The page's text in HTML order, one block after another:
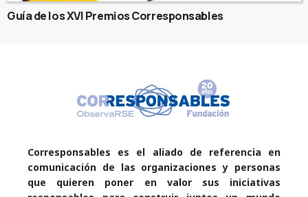
Guía de los XVI Premios Corresponsables
Corresponsables es el aliado de referencia en
comunicación de las organizaciones y personas
que quieren poner en valor sus iniciativas